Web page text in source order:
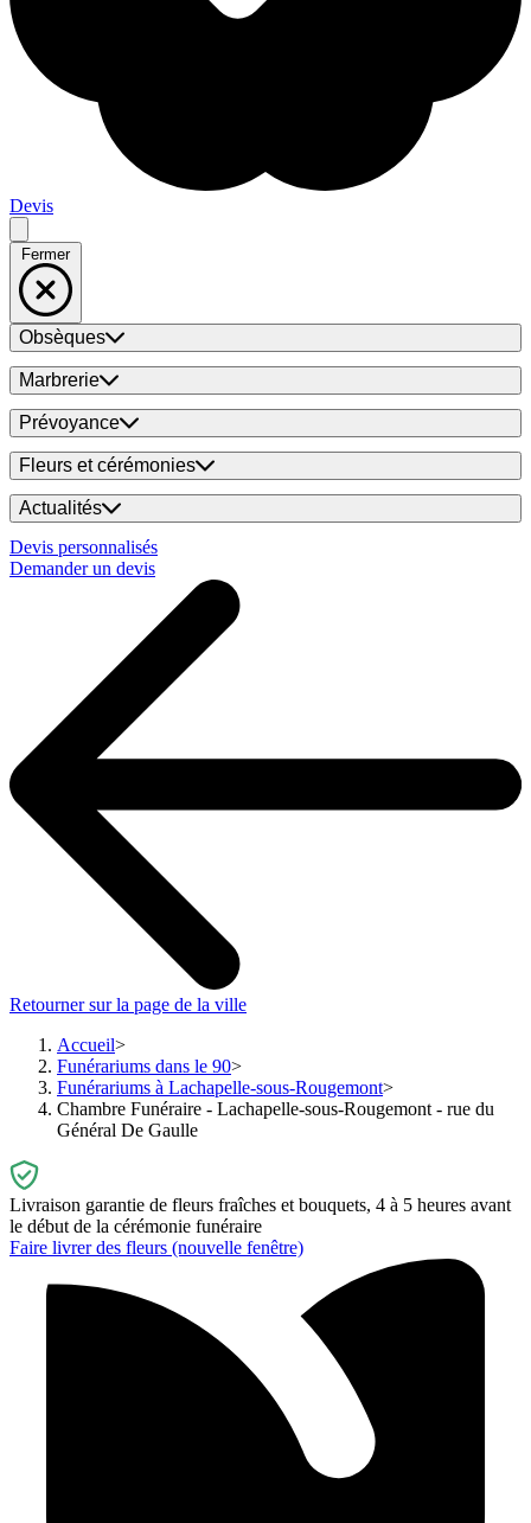
Devis
Fermer
Obsèques
Marbrerie
Prévoyance
Fleurs et cérémonies
Actualités
Devis personnalisés
Demander un devis
Retourner sur la page de la ville
Accueil
Funérariums dans le 90
Funérariums à Lachapelle-sous-Rougemont
Chambre Funéraire - Lachapelle-sous-Rougemont - rue du
Général De Gaulle
Livraison garantie de fleurs fraîches et bouquets, 4 à 5 heures avant
le début de la cérémonie funéraire
Faire livrer des fleurs (nouvelle fenêtre)